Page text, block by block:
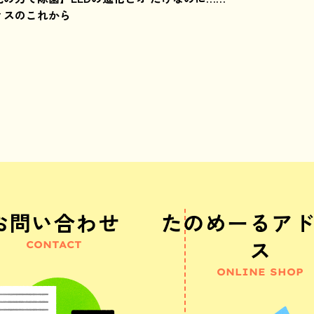
のこれから
問い合わせ
CONTACT
たのめーるア
ス
ONLINE SHOP